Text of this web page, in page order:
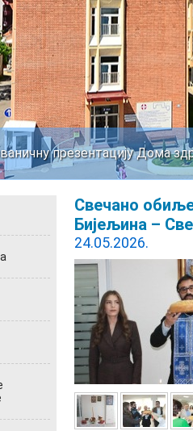
презентацију Дома
Свечано
Бијељина –
24.05.2026.